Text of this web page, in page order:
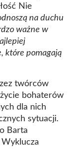
Nie
na duchu
ważne w
które pomagają
twórców
bohaterów
dla nich
sytuacji.
Barta